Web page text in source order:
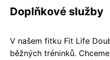
Doplňkové služby
V našem fitku Fit Life
běžných tréninků.